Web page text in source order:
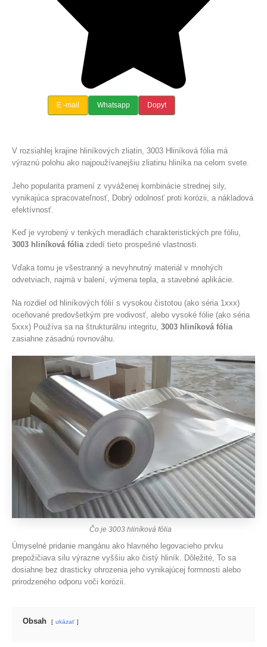
E -mail Whatsapp Dopyt
V rozsiahlej krajine hliníkových zliatin, 3003 Hliníková fólia má
výraznú polohu ako najpoužívanejšiu zliatinu hliníka na celom svete.
Jeho popularita pramení z vyváženej kombinácie strednej sily,
vynikajúca spracovateľnosť, Dobrý odolnosť proti korózii, a nákladová
efektívnosť.
Keď je vyrobený v tenkých meradlách charakteristických pre fóliu,
3003 hliníková fóliazdedí tieto prospešné vlastnosti.
Vďaka tomu je všestranný a nevyhnutný materiál v mnohých
odvetviach, najmä v balení, výmena tepla, a stavebné aplikácie.
Na rozdiel od hliníkových fólií s vysokou čistotou (ako séria 1xxx)
oceňované predovšetkým pre vodivosť, alebo vysoké fólie (ako séria
5xxx) Používa sa na štrukturálnu integritu, 3003 hliníková fólia
zasiahne zásadnú rovnováhu.
Čo je 3003 hliníková fólia
Úmyselné pridanie mangánu ako hlavného legovacieho prvku
prepožičiava silu výrazne vyššiu ako čistý hliník. Dôležité, To sa
dosiahne bez drasticky ohrozenia jeho vynikajúcej formnosti alebo
prirodzeného odporu voči korózii.
Obsah ukázať